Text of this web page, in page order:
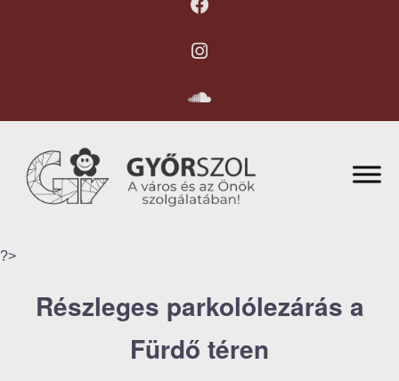
?>
Részleges parkolólezárás a
Fürdő téren